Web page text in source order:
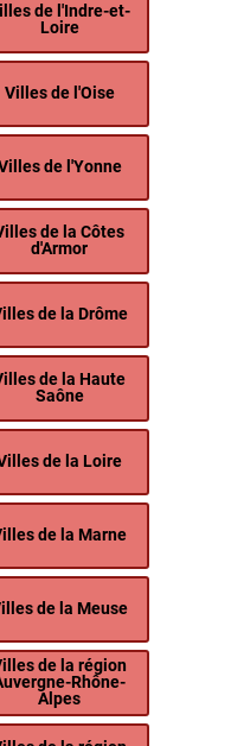
de l'Indre-et-
Loire
Villes de l'Oise
de l'Yonne
de la Côtes
d'Armor
de la Drôme
de la Haute
Saône
de la Loire
de la Marne
de la Meuse
de la région
Rhône-
Alpes